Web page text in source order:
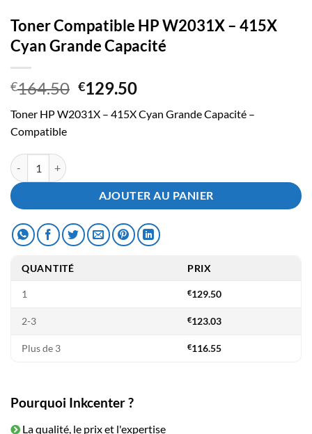
Toner Compatible HP W2031X – 415X
Cyan Grande Capacité
€164.50 Le
initial
€129.50Le
actuel
Toner HP W2031X – 415X Cyan Grande Capacité –
Compatible
quantité de Toner Compatible HP W2031X - 415X Cyan Grande
AJOUTER AU PANIER
QUANTITÉ PRIX
1 €129.50
2-3 €123.03
Plus de 3 €116.55
Pourquoi Inkcenter ?
La qualité, le prix et l'expertise